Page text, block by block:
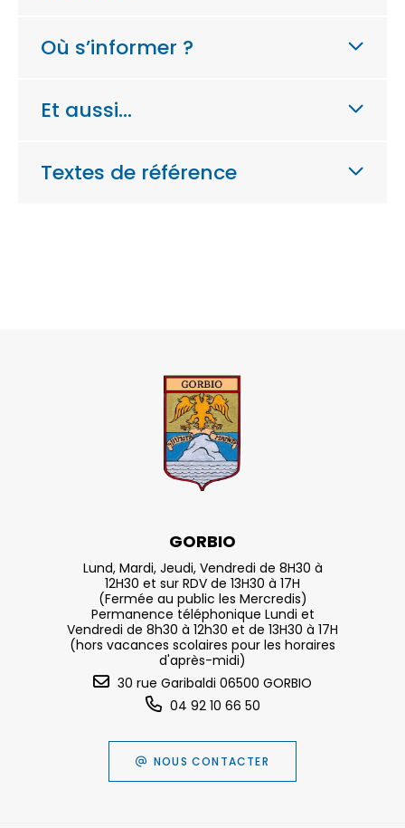
Où s’informer ?
Et aussi…
Textes de référence
GORBIO
Lund, Mardi, Jeudi, Vendredi de 8H30 à
12H30 et sur RDV de 13H30 à 17H
(Fermée au public les Mercredis)
Permanence téléphonique Lundi et
Vendredi de 8h30 à 12h30 et de 13H30 à 17H
(hors vacances scolaires pour les horaires
d'après-midi)
30 rue Garibaldi 06500 GORBIO
04 92 10 66 50
NOUS CONTACTER